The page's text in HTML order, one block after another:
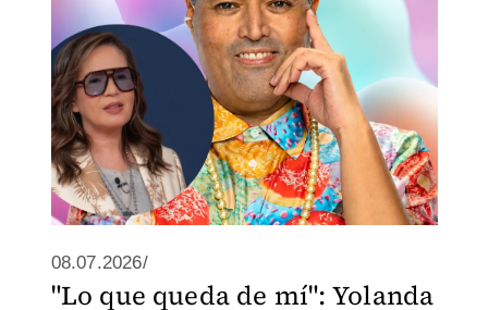
08.07.2026/
"Lo que queda de mí": Yolanda